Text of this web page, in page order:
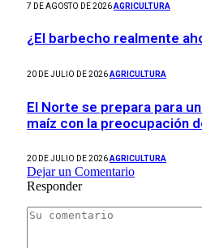
7 DE AGOSTO DE 2026AGRICULTURA
¿El barbecho realmente
20 DE JULIO DE 2026AGRICULTURA
El Norte se prepara para
maíz con la preocupación
20 DE JULIO DE 2026AGRICULTURA
Dejar un Comentario
Responder